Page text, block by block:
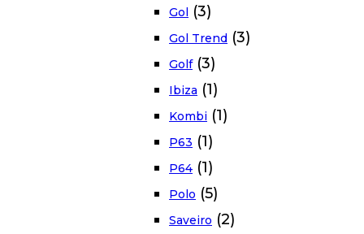
Gol (3)
Gol Trend (3)
Golf (3)
Ibiza (1)
Kombi (1)
P63 (1)
P64 (1)
Polo (5)
Saveiro (2)